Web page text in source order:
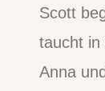
Scott
taucht in
Anna